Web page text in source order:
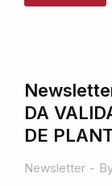
DA
DE
Newsletter